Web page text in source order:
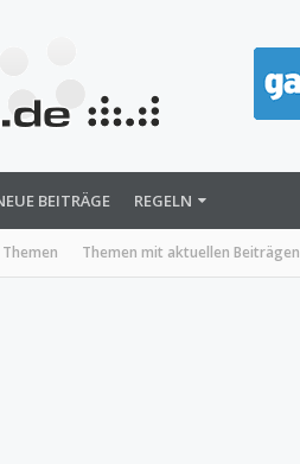
Themen mit aktuellen Beiträgen
BEITRÄGE REGELN